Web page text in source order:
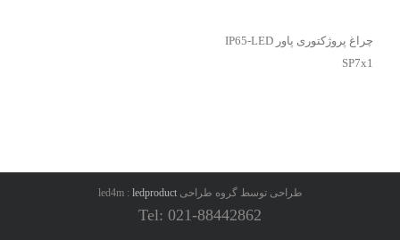
چراغ پروژکتوری پاور IP65-LED
SP7x1
طراحی توسط گروه طراحی led4m :ledproduct
Tel: 021-88442862